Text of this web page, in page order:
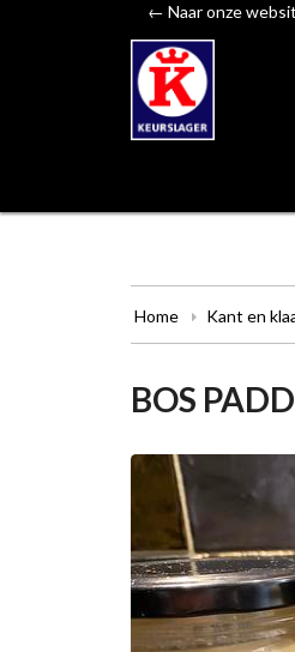
← Naar onze
Home Kant en
BOS